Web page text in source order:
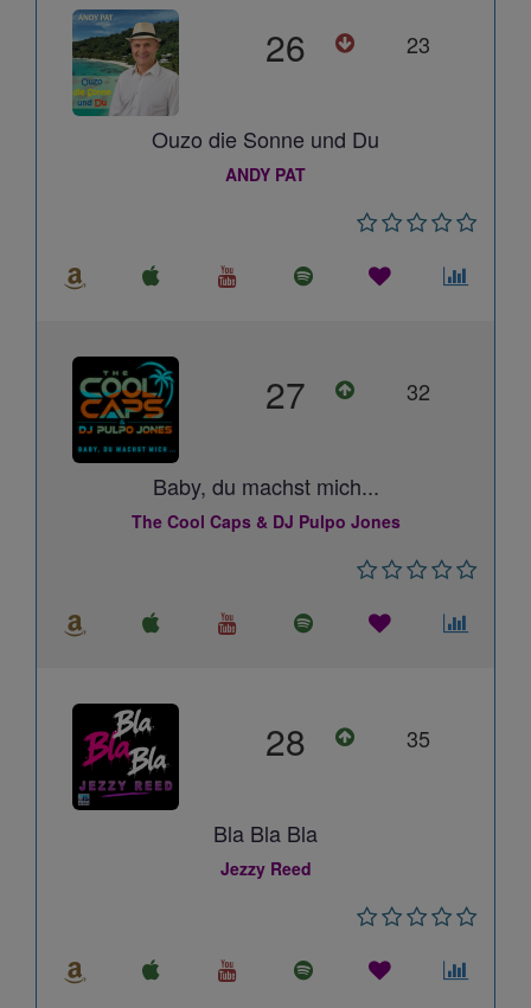
26 23
Ouzo die Sonne und Du
ANDY PAT
27 32
Baby, du machst mich...
The Cool Caps & DJ Pulpo Jones
28 35
Bla Bla Bla
Jezzy Reed